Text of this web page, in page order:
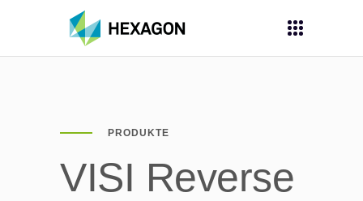
PRODUKTE
VISI Reverse